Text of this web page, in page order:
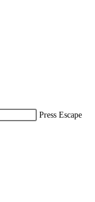
Press Escape